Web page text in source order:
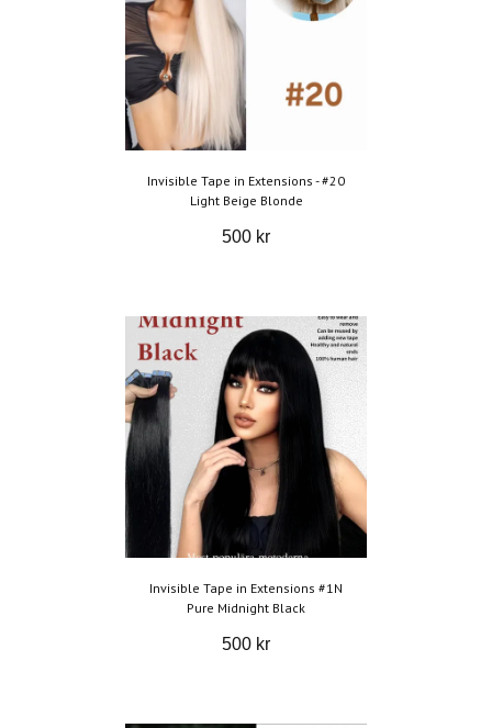
Invisible Tape in Extensions - #20
Light Beige Blonde
500 kr
Invisible Tape in Extensions #1N
Pure Midnight Black
500 kr